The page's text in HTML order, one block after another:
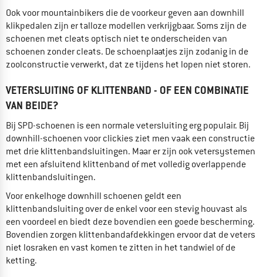
Ook voor mountainbikers die de voorkeur geven aan downhill
klikpedalen zijn er talloze modellen verkrijgbaar. Soms zijn de
schoenen met cleats optisch niet te onderscheiden van
schoenen zonder cleats. De schoenplaatjes zijn zodanig in de
zoolconstructie verwerkt, dat ze tijdens het lopen niet storen.
VETERSLUITING OF KLITTENBAND - OF EEN COMBINATIE
VAN BEIDE?
Bij SPD-schoenen is een normale vetersluiting erg populair. Bij
downhill-schoenen voor clickies ziet men vaak een constructie
met drie klittenbandsluitingen. Maar er zijn ook vetersystemen
met een afsluitend klittenband of met volledig overlappende
klittenbandsluitingen.
Voor enkelhoge downhill schoenen geldt een
klittenbandsluiting over de enkel voor een stevig houvast als
een voordeel en biedt deze bovendien een goede bescherming.
Bovendien zorgen klittenbandafdekkingen ervoor dat de veters
niet losraken en vast komen te zitten in het tandwiel of de
ketting.